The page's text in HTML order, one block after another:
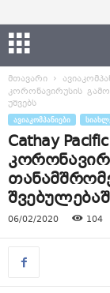
მთავარი
კორონავირუსის
უშვებს
ᲐᲕᲘᲐᲙᲝᲛᲞᲐᲜᲘᲔᲑᲘ
Cathay
06/02/2020 104